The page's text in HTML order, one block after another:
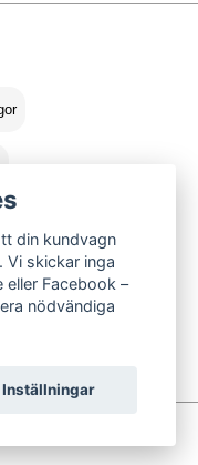
din kundvagn
Vi skickar inga
Facebook –
nödvändiga
Inställningar